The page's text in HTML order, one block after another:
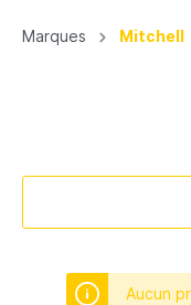
Marques Mitchell
Aucun